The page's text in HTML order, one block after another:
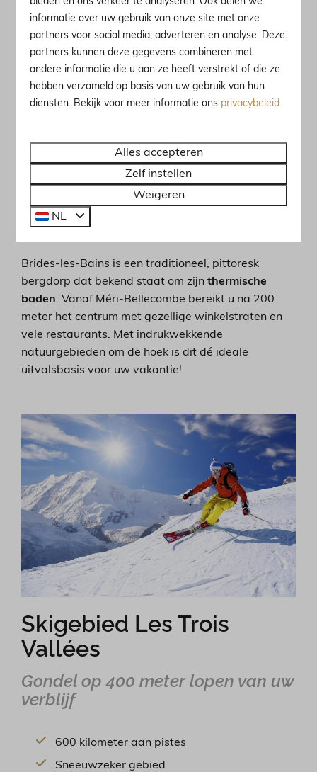
Brides-les-Bains
Rustig, charmant en authentiek
Goede prijs-kwaliteitverhouding
Makkelijk te bereiken
Brides-les-Bains is een traditioneel, pittoresk
bergdorp dat bekend staat om zijnthermische
baden. Vanaf Méri-Bellecombe bereikt u na 200
meter het centrum met gezellige winkelstraten en
vele restaurants. Met indrukwekkende
natuurgebieden om de hoek is dit dé ideale
uitvalsbasis voor uw vakantie!
Skigebied Les Trois
Vallées
Gondel op 400 meter lopen van uw
verblijf
600 kilometer aan pistes
Sneeuwzeker gebied
informatie over uw gebruik van onze site met onze
partners voor social media, adverteren en analyse. Deze
partners kunnen deze gegevens combineren met
andere informatie die u aan ze heeft verstrekt of die ze
hebben verzameld op basis van uw gebruik van hun
diensten. Bekijk voor meer informatie ons privacybeleid.
Alles accepteren
Zelf instellen
Weigeren
NL